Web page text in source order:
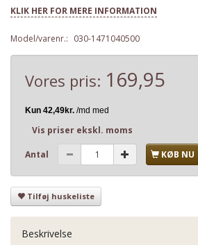
KLIK HER FOR MERE INFORMATION
Model/varenr.: 030-1471040500
Vores pris: 169,95
Vis priser ekskl. moms
Antal KØB NU
Tilføj huskeliste
Beskrivelse